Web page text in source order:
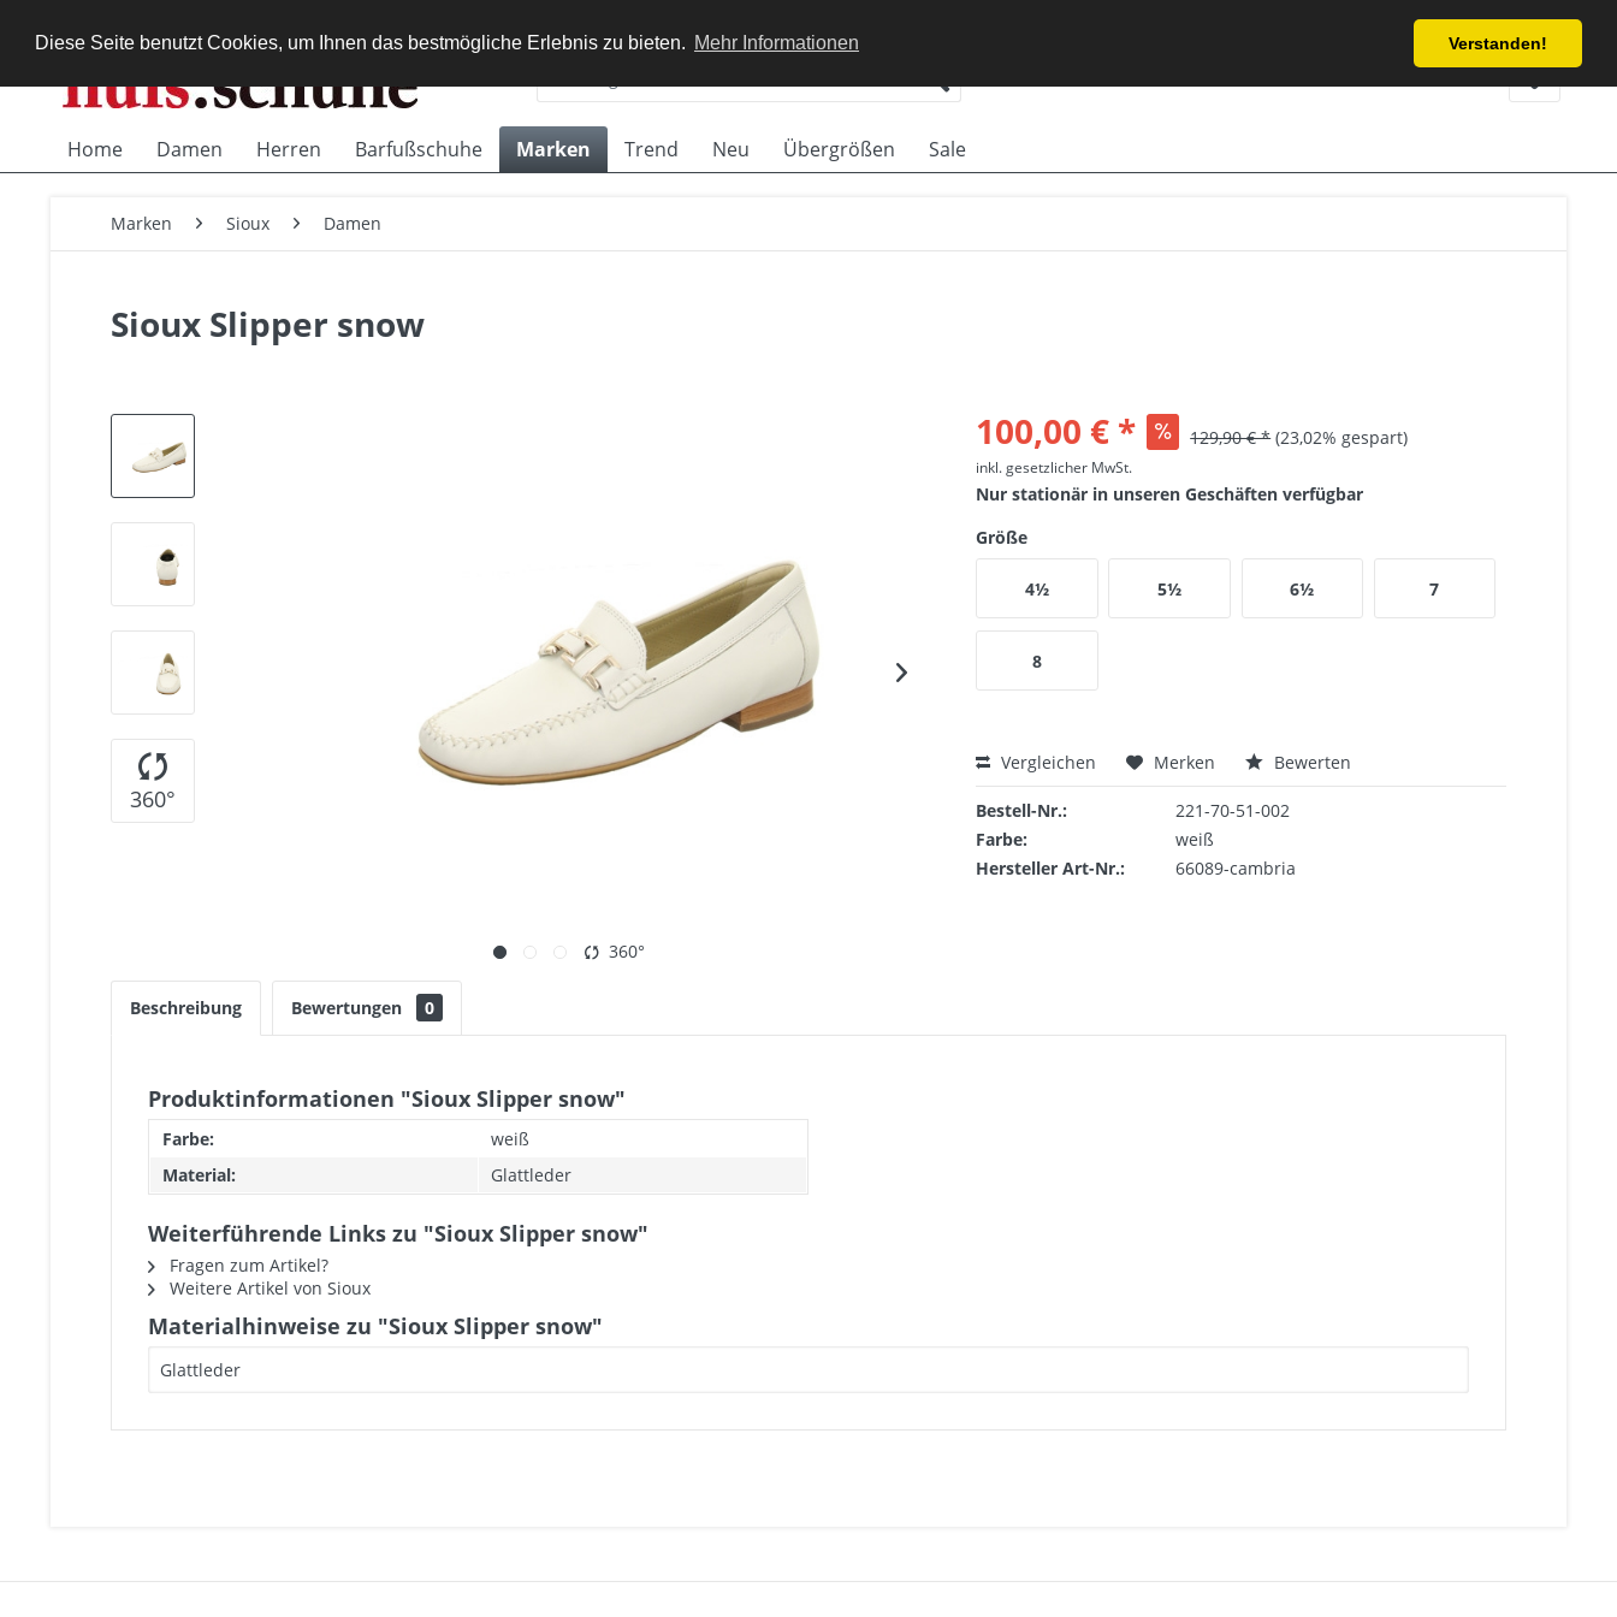
Diese Seite benutzt Cookies, um Ihnen das bestmögliche Erlebnis zu bieten. Mehr Informationen Verstanden!
Service/Hilfe
Home Damen Herren Barfußschuhe Marken Trend Neu Übergrößen Sale
Marken Sioux Damen
Sioux Slipper snow
360°
360°
100,00 € * 129,90 € * (23,02% gespart)
inkl. gesetzlicher MwSt.
Nur stationär in unseren Geschäften verfügbar
Größe
4½ 5½ 6½ 7
8
Vergleichen Merken Bewerten
Bestell-Nr.:
221-70-51-002
Farbe:
weiß
Hersteller Art-Nr.:
66089-cambria
Beschreibung Bewertungen 0
Produktinformationen "Sioux Slipper snow"
Farbe:
weiß
Material:
Glattleder
Weiterführende Links zu "Sioux Slipper snow"
Fragen zum Artikel?
Weitere Artikel von Sioux
Materialhinweise zu "Sioux Slipper snow"
Glattleder